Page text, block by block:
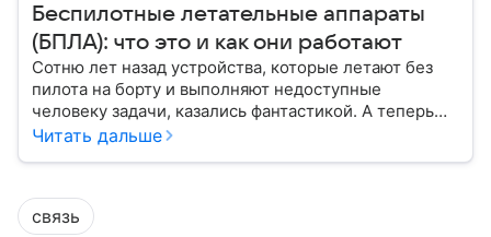
Беспилотные летательные аппараты
(БПЛА): что это и как они работают
Сотню лет назад устройства, которые летают без
пилота на борту и выполняют недоступные
человеку задачи, казались фантастикой. А теперь
они стали реальностью: собрали главное о
Читать дальше
связь